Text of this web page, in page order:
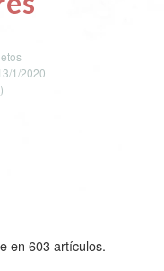
1/2020
en 603 artículos.